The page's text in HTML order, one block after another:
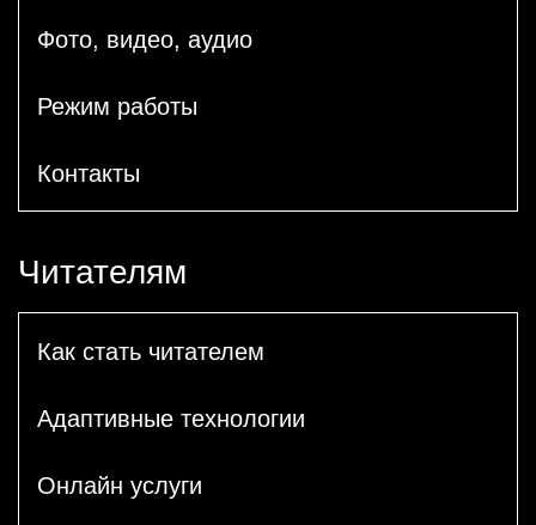
Фото, видео, аудио
Режим работы
Контакты
Читателям
Как стать читателем
Адаптивные технологии
Онлайн услуги